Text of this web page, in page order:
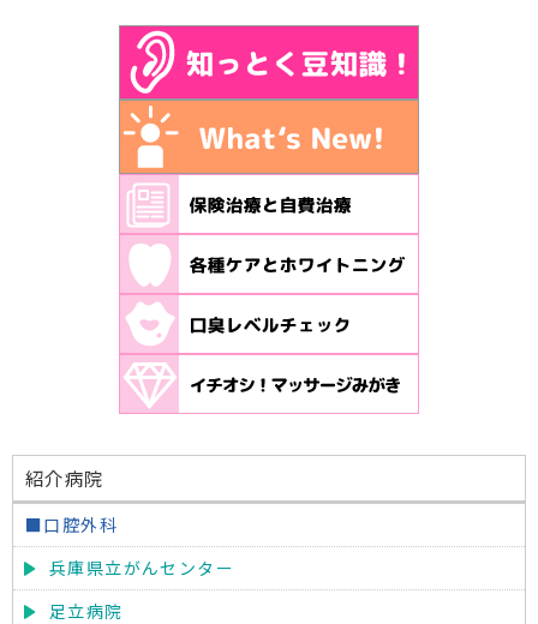
紹介病院
■口腔外科
兵庫県立がんセンター
足立病院